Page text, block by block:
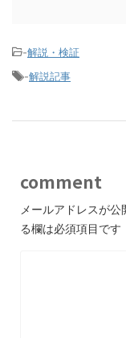
-解説・検証
-解説記事
comment
メールアドレスが公
る欄は必須項目です